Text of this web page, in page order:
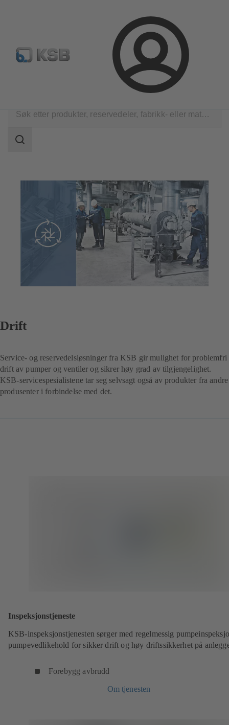
Logg
inn
Produktsøk Retur & reklamasjon Konfigurer
Søkeområde
Drift
Service- og reservedelsløsninger fra KSB gir mulighet for problemfri
drift av pumper og ventiler og sikrer høy grad av tilgjengelighet.
KSB-servicespesialistene tar seg selvsagt også av produkter fra andre
produsenter i forbindelse med det.
Inspeksjonstjeneste
KSB-inspeksjonstjenesten sørger med regelmessig
pumpevedlikehold for sikker drift og høy driftssikkerhet på
Forebygg avbrudd
Om tjenesten